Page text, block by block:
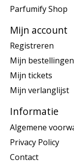
Parfumify Shop
Mijn account
Registreren
Mijn bestellingen
Mijn tickets
Mijn verlanglijst
Informatie
Algemene
Privacy Policy
Contact